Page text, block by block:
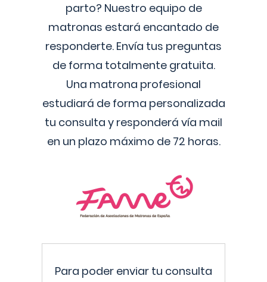
parto? Nuestro equipo de
matronas estará encantado de
responderte. Envía tus preguntas
de forma totalmente gratuita.
Una matrona profesional
estudiará de forma personalizada
tu consulta y responderá vía mail
en un plazo máximo de 72 horas.
Para poder enviar tu consulta